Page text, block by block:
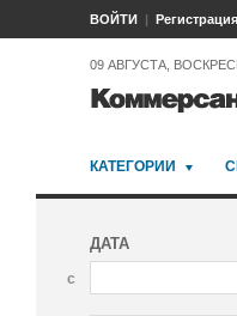
ВОЙТИ Регистрация
09 АВГУСТА,
КАТЕГОРИИ
ДАТА
с